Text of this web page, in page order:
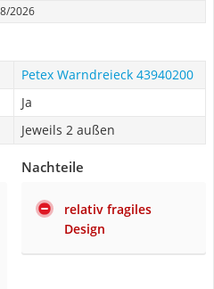
2026
Petex Warndreieck 43940200
Ja
Jeweils 2 außen
Nachteile
relativ fragiles
Design